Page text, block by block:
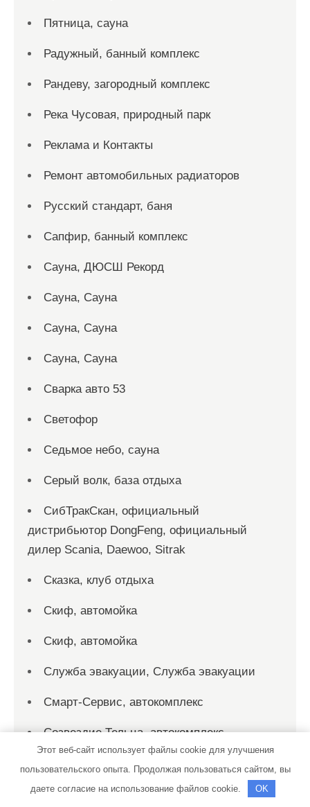
Пятница, сауна
Радужный, банный комплекс
Рандеву, загородный комплекс
Река Чусовая, природный парк
Реклама и Контакты
Ремонт автомобильных радиаторов
Русский стандарт, баня
Сапфир, банный комплекс
Сауна, ДЮСШ Рекорд
Сауна, Сауна
Сауна, Сауна
Сауна, Сауна
Сварка авто 53
Светофор
Седьмое небо, сауна
Серый волк, база отдыха
СибТракСкан, официальный
дистрибьютор DongFeng, официальный
дилер Scania, Daewoo, Sitrak
Сказка, клуб отдыха
Скиф, автомойка
Скиф, автомойка
Служба эвакуации, Служба эвакуации
Смарт-Сервис, автокомплекс
Созвездие Тельца, автокомплекс
СТО на Мельничной
Этот веб-сайт использует файлы cookie для улучшения
пользовательского опыта. Продолжая пользоваться сайтом, вы
даете согласие на использование файлов cookie.
OK